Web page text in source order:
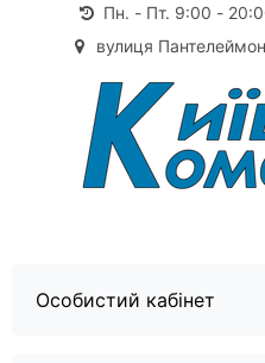
Пн. - Пт. 9:00 -
вулиця
Особистий кабінет